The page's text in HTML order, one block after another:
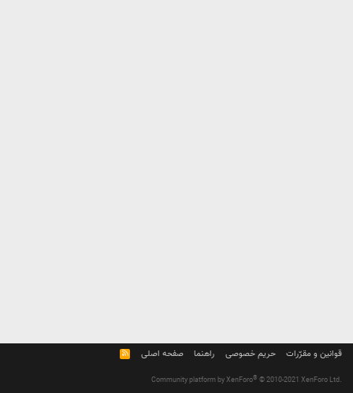
قوانین و مقرّرات حریم خصوصی راهنما صفحه اصلی
R
S
Community platform by XenForo® © 2010-2021 XenForo Ltd.